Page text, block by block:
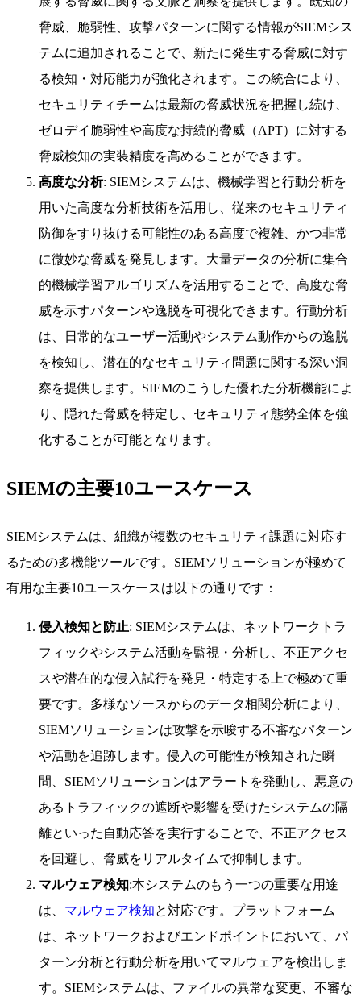
脅威、脆弱性、攻撃パターンに関する情報がSIEMシス
テムに追加されることで、新たに発生する脅威に対す
る検知・対応能力が強化されます。この統合により、
セキュリティチームは最新の脅威状況を把握し続け、
ゼロデイ脆弱性や高度な持続的脅威（APT）に対する
脅威検知の実装精度を高めることができます。
高度な分析: SIEMシステムは、機械学習と行動分析を
用いた高度な分析技術を活用し、従来のセキュリティ
防御をすり抜ける可能性のある高度で複雑、かつ非常
に微妙な脅威を発見します。大量データの分析に集合
的機械学習アルゴリズムを活用することで、高度な脅
威を示すパターンや逸脱を可視化できます。行動分析
は、日常的なユーザー活動やシステム動作からの逸脱
を検知し、潜在的なセキュリティ問題に関する深い洞
察を提供します。SIEMのこうした優れた分析機能によ
り、隠れた脅威を特定し、セキュリティ態勢全体を強
化することが可能となります。
SIEMの主要10ユースケース
SIEMシステムは、組織が複数のセキュリティ課題に対応す
るための多機能ツールです。SIEMソリューションが極めて
有用な主要10ユースケースは以下の通りです：
侵入検知と防止: SIEMシステムは、ネットワークトラ
フィックやシステム活動を監視・分析し、不正アクセ
スや潜在的な侵入試行を発見・特定する上で極めて重
要です。多様なソースからのデータ相関分析により、
SIEMソリューションは攻撃を示唆する不審なパターン
や活動を追跡します。侵入の可能性が検知された瞬
間、SIEMソリューションはアラートを発動し、悪意の
あるトラフィックの遮断や影響を受けたシステムの隔
離といった自動応答を実行することで、不正アクセス
を回避し、脅威をリアルタイムで抑制します。
マルウェア検知:本システムのもう一つの重要な用途
は、 マルウェア検知と対応です。プラットフォーム
は、ネットワークおよびエンドポイントにおいて、パ
ターン分析と行動分析を用いてマルウェアを検出しま
す。SIEMシステムは、ファイルの異常な変更、不審な